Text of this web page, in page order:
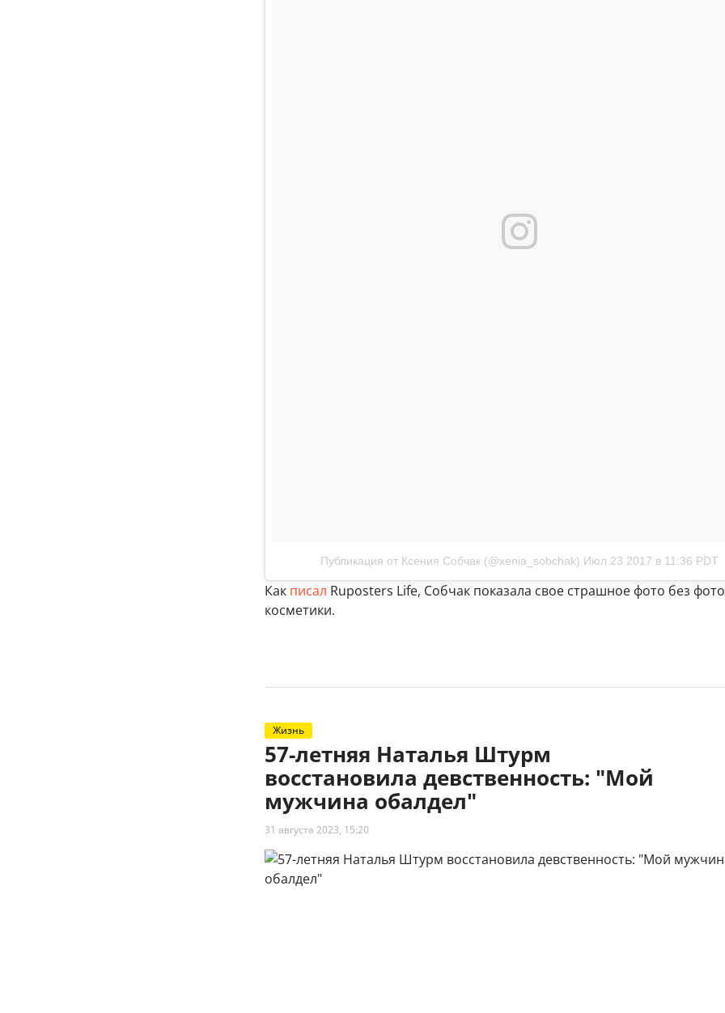
Публикация от Ксения Собчак (@xenia_sobchak) Июл 23 2017 в 11:36 PDT
Как писал Ruposters Life, Собчак показала свое страшное фото без
косметики.
Жизнь
57-летняя Наталья Штурм
восстановила девственность: "Мой
мужчина обалдел"
31 августа 2023, 15:20